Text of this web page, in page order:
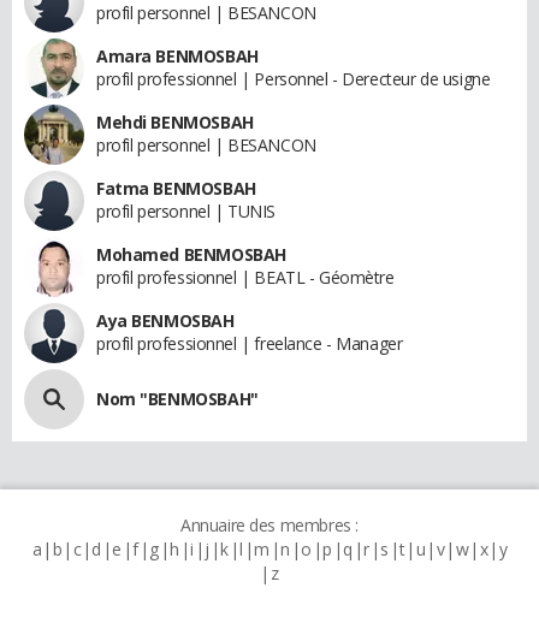
profil personnel | BESANCON
Amara BENMOSBAH
profil professionnel | Personnel - Derecteur de usigne
Mehdi BENMOSBAH
profil personnel | BESANCON
Fatma BENMOSBAH
profil personnel | TUNIS
Mohamed BENMOSBAH
profil professionnel | BEATL - Géomètre
Aya BENMOSBAH
profil professionnel | freelance - Manager
Nom "BENMOSBAH"
Annuaire des membres :
a b c d e f g h i j k l m n o p q r s t u v w x y
z